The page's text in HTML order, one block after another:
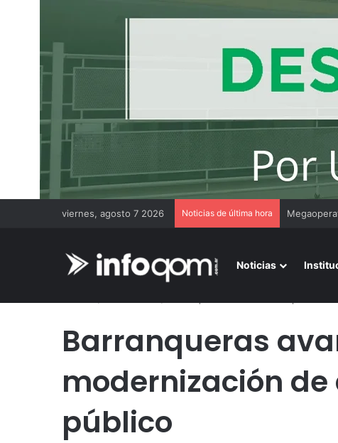
viernes, agosto 7 2026 Noticias de última hora
Noticias
Barranqueras
modernización
público